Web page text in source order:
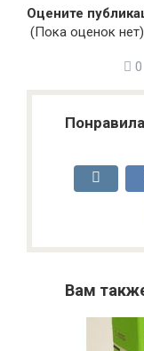
Оцените
(Пока оценок нет)
0
Вам